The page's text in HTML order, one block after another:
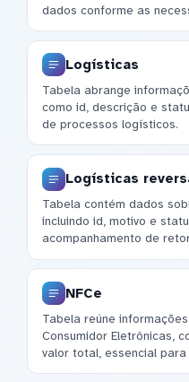
dados conforme as
Logísticas
Tabela abrange
como id, descrição e
de processos logísticos.
Logísticas
Tabela contém dados
incluindo id, motivo e
acompanhamento de
NFCe
Tabela reúne
Consumidor Eletrônicas,
valor total, essencial